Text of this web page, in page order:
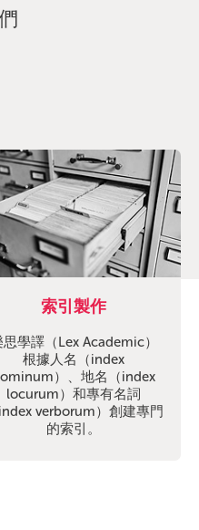
索引製作
思學譯（Lex Academic）
根據人名（index
）、地名（index
locurum）和專有名詞
index verborum）創建專門
的索引。